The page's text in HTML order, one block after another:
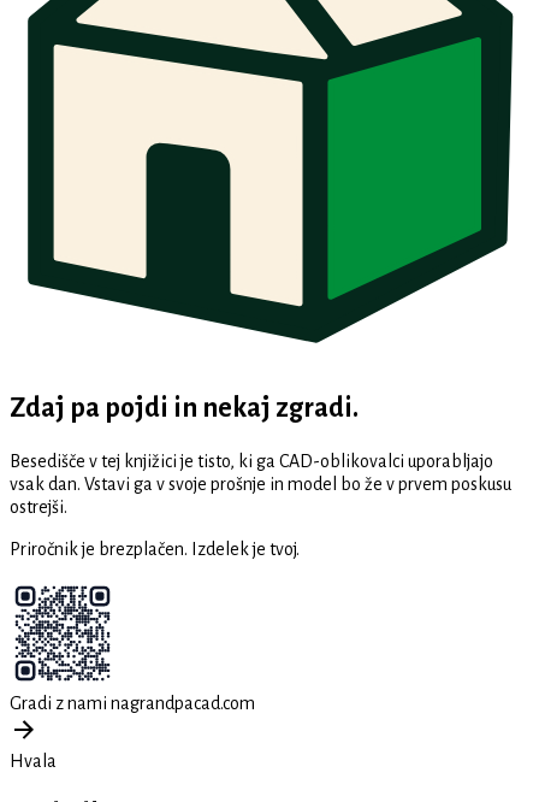
Zdaj pa pojdi in nekaj zgradi.
Besedišče v tej knjižici je tisto, ki ga CAD-oblikovalci uporabljajo
vsak dan. Vstavi ga v svoje prošnje in model bo že v prvem poskusu
ostrejši.
Priročnik je brezplačen. Izdelek je tvoj.
Gradi z nami nagrandpacad.com
Hvala